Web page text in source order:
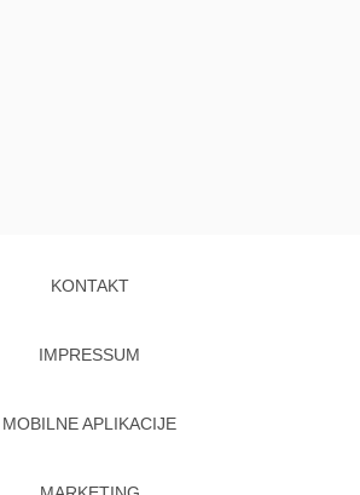
KONTAKT
IMPRESSUM
MOBILNE APLIKACIJE